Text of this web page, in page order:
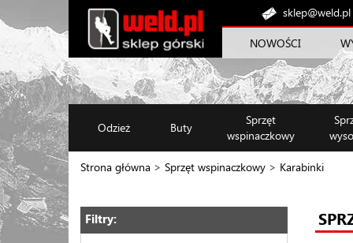
sklep@weld.pl
NOWOŚCI
Odzież Buty
Sprzęt
wspinaczkowy
Strona główna > Sprzęt wspinaczkowy > Karabinki
Filtry: